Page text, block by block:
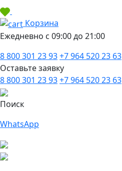
Корзина
Ежедневно с 09:00 до 21:00
8 800 301 23 93+7 964 520 23 63
Оставьте заявку
8 800 301 23 93+7 964 520 23 63
Поиск
WhatsApp